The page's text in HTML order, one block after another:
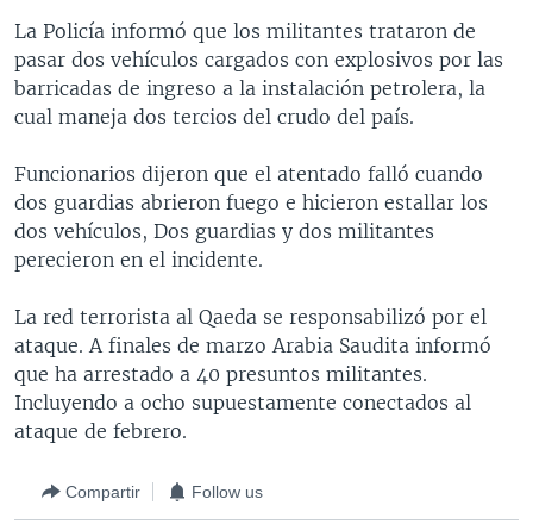
BRASIL
ENTRETENIMIENTO Y CULTURA
TECNOLOGÍA
CIENCIA Y SALUD
VIDEOS
FOTOGRAFÍA
PROGRAMAS TV
EL MUNDO AL DÍA
VISIÓN 360
LAS CLAVES
PANORAMA
RADIO
AUDIONOTICIAS
BUENOS DÍAS AMÉRICA
ESTADOS UNIDOS AL DÍA
EL MUNDO AL DÍA [RADIO]
FORO [RADIO]
DEPORTIVO INTERNACIONAL
NOTA ECONÓMICA
ENTRETENIMIENTO
DOCUMENTALES DE LA VOA
Learning English
SÍGANOS
Idiomas
La Policía informó que los militantes trataron de
pasar dos vehículos cargados con explosivos por las
barricadas de ingreso a la instalación petrolera, la
cual maneja dos tercios del crudo del país.
Funcionarios dijeron que el atentado falló cuando
dos guardias abrieron fuego e hicieron estallar los
dos vehículos, Dos guardias y dos militantes
perecieron en el incidente.
La red terrorista al Qaeda se responsabilizó por el
ataque. A finales de marzo Arabia Saudita informó
que ha arrestado a 40 presuntos militantes.
Incluyendo a ocho supuestamente conectados al
ataque de febrero.
Compartir Follow us